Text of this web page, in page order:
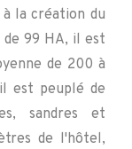
la création du
de 99 HA, il est
de 200 à
est peuplé de
sandres et
de l'hôtel,